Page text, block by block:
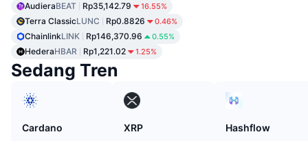
AudieraBEAT Rp35,142.79 16.55%
Terra ClassicLUNC Rp0.8826 0.46%
ChainlinkLINK Rp146,370.96 0.55%
HederaHBAR Rp1,221.02 1.25%
Sedang Tren
Cardano
XRP
Hashflow